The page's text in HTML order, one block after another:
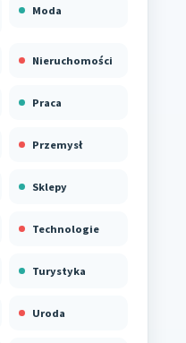
Moda
Nieruchomości
Praca
Przemysł
Sklepy
Technologie
Turystyka
Uroda